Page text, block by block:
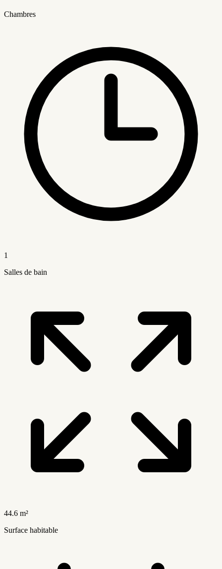
Chambres
1
Salles de bain
44.6 m²
Surface habitable